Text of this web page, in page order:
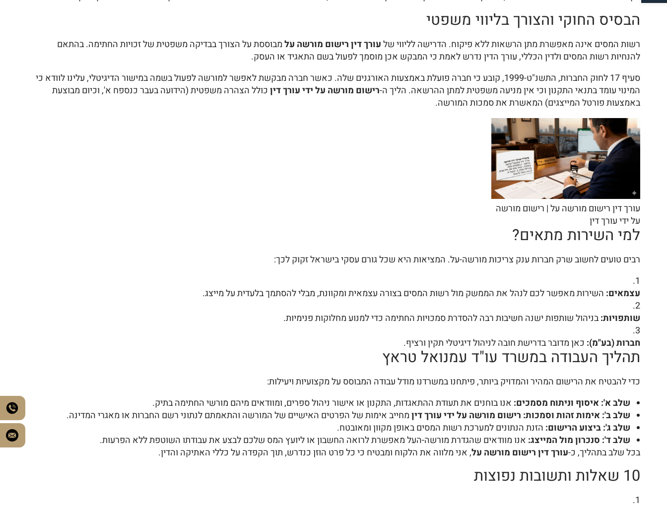
הבסיס החוקי והצורך בליווי משפטי
רשות המסים אינה מאפשרת מתן הרשאות ללא פיקוח. הדרישה לליווי שלעורך דין רישום מורשה עלמבוססת על הצורך בבדיקה משפטית של זכויות החתימה. בהתאם
להנחיות רשות המסים ולדין הכללי, עורך הדין נדרש לאמת כי המבקש אכן מוסמך לפעול בשם התאגיד או העסק.
סעיף 17 לחוק החברות, התשנ"ט-1999, קובע כי חברה פועלת באמצעות האורגנים שלה. כאשר חברה מבקשת לאפשר למורשה לפעול בשמה במישור הדיגיטלי, עלינו לוודא כי
המינוי עומד בתנאי התקנון וכי אין מניעה משפטית למתן ההרשאה. הליך ה-רישום מורשה על ידי עורך דיןכולל הצהרה משפטית (הידועה בעבר כנספח א', וכיום מבוצעת
באמצעות פורטל המייצגים) המאשרת את סמכות המורשה.
עורך דין רישום מורשה על | רישום מורשה
על ידי עורך דין
למי השירות מתאים?
רבים טועים לחשוב שרק חברות ענק צריכות מורשה-על. המציאות היא שכל גורם עסקי בישראל זקוק לכך:
עצמאים: השירות מאפשר לכם לנהל את הממשק מול רשות המסים בצורה עצמאית ומקוונת, מבלי להסתמך בלעדית על מייצג.
שותפויות:בניהול שותפות ישנה חשיבות רבה להסדרת סמכויות החתימה כדי למנוע מחלוקות פנימיות.
חברות (בע"מ): כאן מדובר בדרישת חובה לניהול דיגיטלי תקין ורציף.
תהליך העבודה במשרד עו"ד עמנואל טראץ
כדי להבטיח את הרישום המהיר והמדויק ביותר, פיתחנו במשרדנו מודל עבודה המבוסס על מקצועיות ויעילות:
שלב א': איסוף וניתוח מסמכים: אנו בוחנים את תעודת ההתאגדות, התקנון או אישור ניהול ספרים, ומוודאים מיהם מורשי החתימה בתיק.
שלב ב': אימות זהות וסמכות: רישום מורשה על ידי עורך דיןמחייב אימות של הפרטים האישיים של המורשה והתאמתם לנתוני רשם החברות או מאגרי המדינה.
שלב ג': ביצוע הרישום: הזנת הנתונים למערכת רשות המסים באופן מקוון ומאובטח.
שלב ד': סנכרון מול המייצג: אנו מוודאים שהגדרת מורשה-העל מאפשרת לרואה החשבון או ליועץ המס שלכם לבצע את עבודתו השוטפת ללא הפרעות.
בכל שלב בתהליך, כ-עורך דין רישום מורשה על, אני מלווה את הלקוח ומבטיח כי כל פרט הוזן כנדרש, תוך הקפדה על כללי האתיקה והדין.
10 שאלות ותשובות נפוצות